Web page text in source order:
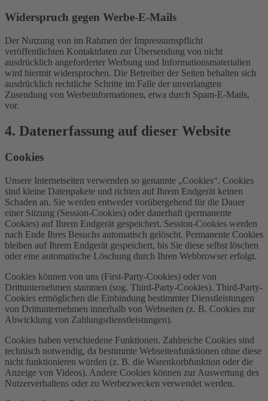
Widerspruch gegen Werbe-E-Mails
Der Nutzung von im Rahmen der Impressumspflicht
veröffentlichten Kontaktdaten zur Übersendung von nicht
ausdrücklich angeforderter Werbung und Informationsmaterialien
wird hiermit widersprochen. Die Betreiber der Seiten behalten sich
ausdrücklich rechtliche Schritte im Falle der unverlangten
Zusendung von Werbeinformationen, etwa durch Spam-E-Mails,
vor.
4. Datenerfassung auf dieser Website
Cookies
Unsere Internetseiten verwenden so genannte „Cookies“. Cookies
sind kleine Datenpakete und richten auf Ihrem Endgerät keinen
Schaden an. Sie werden entweder vorübergehend für die Dauer
einer Sitzung (Session-Cookies) oder dauerhaft (permanente
Cookies) auf Ihrem Endgerät gespeichert. Session-Cookies werden
nach Ende Ihres Besuchs automatisch gelöscht. Permanente Cookies
bleiben auf Ihrem Endgerät gespeichert, bis Sie diese selbst löschen
oder eine automatische Löschung durch Ihren Webbrowser erfolgt.
Cookies können von uns (First-Party-Cookies) oder von
Drittunternehmen stammen (sog. Third-Party-Cookies). Third-Party-
Cookies ermöglichen die Einbindung bestimmter Dienstleistungen
von Drittunternehmen innerhalb von Webseiten (z. B. Cookies zur
Abwicklung von Zahlungsdienstleistungen).
Cookies haben verschiedene Funktionen. Zahlreiche Cookies sind
technisch notwendig, da bestimmte Webseitenfunktionen ohne diese
nicht funktionieren würden (z. B. die Warenkorbfunktion oder die
Anzeige von Videos). Andere Cookies können zur Auswertung des
Nutzerverhaltens oder zu Werbezwecken verwendet werden.